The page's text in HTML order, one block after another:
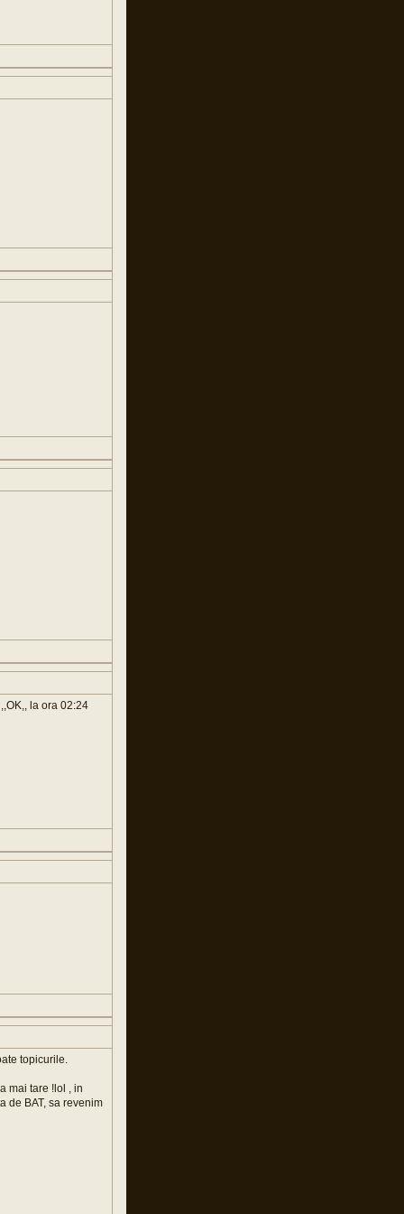
la ora 02:24
topicurile.
mai tare !lol , in
de BAT, sa revenim